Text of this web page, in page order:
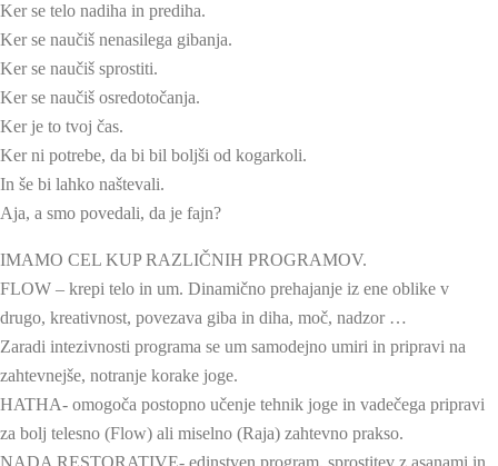
Ker se telo nadiha in prediha.
Ker se naučiš nenasilega gibanja.
Ker se naučiš sprostiti.
Ker se naučiš osredotočanja.
Ker je to tvoj čas.
Ker ni potrebe, da bi bil boljši od kogarkoli.
In še bi lahko naštevali.
Aja, a smo povedali, da je fajn?
IMAMO CEL KUP RAZLIČNIH PROGRAMOV.
FLOW – krepi telo in um. Dinamično prehajanje iz ene oblike v
drugo, kreativnost, povezava giba in diha, moč, nadzor …
Zaradi intezivnosti programa se um samodejno umiri in pripravi na
zahtevnejše, notranje korake joge.
HATHA- omogoča postopno učenje tehnik joge in vadečega pripravi
za bolj telesno (Flow) ali miselno (Raja) zahtevno prakso.